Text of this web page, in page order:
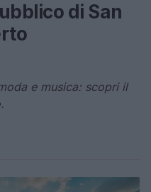
di San
e musica: scopri il